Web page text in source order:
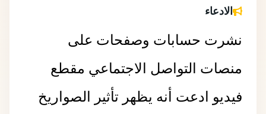
الادعاء
نشرت حسابات وصفحات على
منصات التواصل الاجتماعي مقطع
فيديو ادعت أنه يظهر تأثير الصواريخ